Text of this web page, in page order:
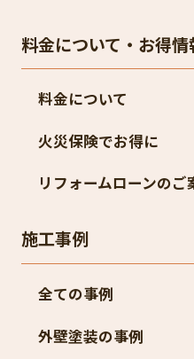
料金について・お得情
料金について
火災保険でお得に
リフォームローンのご
施工事例
全ての事例
外壁塗装の事例